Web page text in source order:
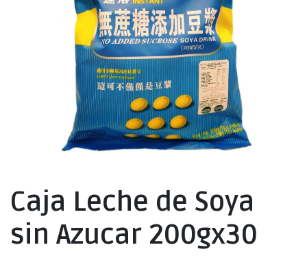
Caja Leche de Soya
sin Azucar 200gx30